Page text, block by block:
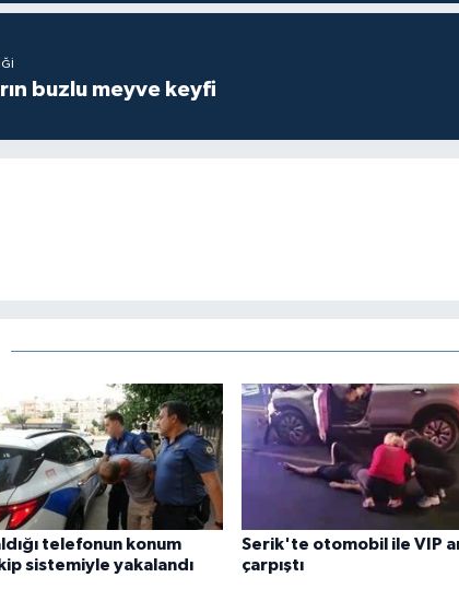
buzlu meyve keyfi
telefonun konum
sistemiyle yakalandı
Serik'te otomobil ile VIP
çarpıştı